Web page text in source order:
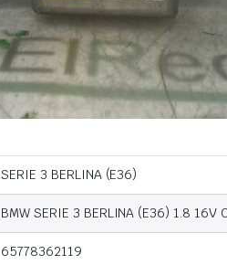
SERIE 3 BERLINA (E36)
BMW SERIE 3 BERLINA (E36) 1.8 16V
65778362119